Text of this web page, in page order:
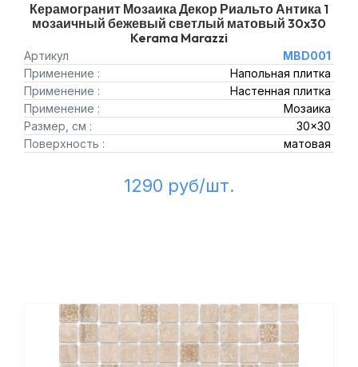
Керамогранит Мозаика Декор Риальто Антика 1
мозаичный бежевый светлый матовый 30x30
Kerama Marazzi
Артикул
MBD001
Применение :
Напольная плитка
Применение :
Настенная плитка
Применение :
Мозаика
Размер, см :
30x30
Поверхность :
матовая
1290 руб/шт.